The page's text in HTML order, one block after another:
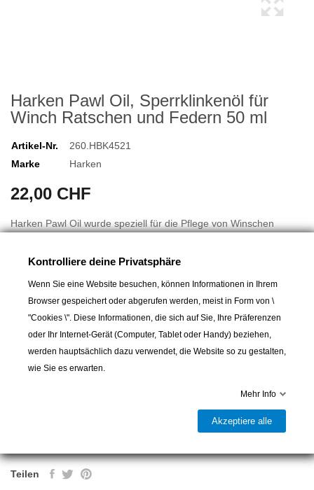
Harken Pawl Oil, Sperrklinkenöl für
Winch Ratschen und Federn 50 ml
Artikel-Nr.
260.HBK4521
Marke
Harken
22,00 CHF
Harken Pawl Oil wurde speziell für die Pflege von Winschen
Federn und Ratschen.
Die Wartung der Winschen sollte mindestens einmal im Jahr vor
der Segelsaison durchgeführt werden. Wenn Ihr Boot auf dem
Wasser überwintert, sollten Sie sie am besten zweimal pro Saison
durchführen. Bei Rennseglern ist es ideal, die Winschen vor jeder
Regatta zu kontrollieren. Spülen Sie sie häufig mit klarem Wasser,
um sie zu reinigen und ihre Funktionsfähigkeit zu gewährleisten.
oeberprüfen Sie Ratschen und Federn, Lager, Beschläge und
Achsen auf Abnutzungserscheinungen und Korrosion.
Mehr lesen
Teilen
Kontrolliere deine Privatsphäre
Wenn Sie eine Website besuchen, können Informationen in Ihrem
Browser gespeichert oder abgerufen werden, meist in Form von \
"Cookies \". Diese Informationen, die sich auf Sie, Ihre Präferenzen
oder Ihr Internet-Gerät (Computer, Tablet oder Handy) beziehen,
werden hauptsächlich dazu verwendet, die Website so zu gestalten,
wie Sie es erwarten.
Mehr Info
Akzeptiere alle